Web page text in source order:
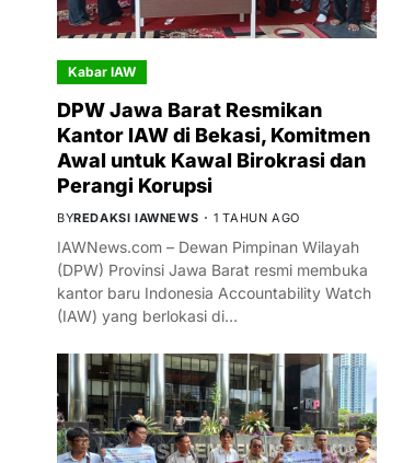
Kabar IAW
DPW Jawa Barat Resmikan
Kantor IAW di Bekasi, Komitmen
Awal untuk Kawal Birokrasi dan
Perangi Korupsi
BYREDAKSI IAWNEWS 1 TAHUN AGO
IAWNews.com – Dewan Pimpinan Wilayah
(DPW) Provinsi Jawa Barat resmi membuka
kantor baru Indonesia Accountability Watch
(IAW) yang berlokasi di…